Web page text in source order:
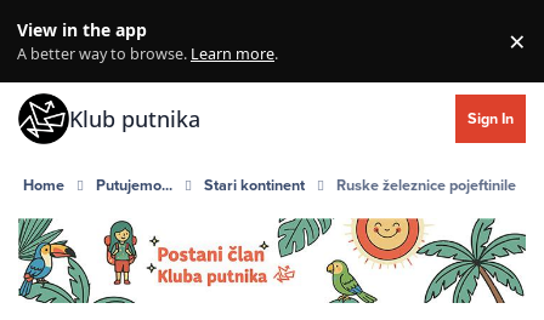
View in the app
A better way to browse. Learn more. ×
Klub putnika Sign In
Home Putujemo... Stari kontinent Ruske železnice pojeftinile